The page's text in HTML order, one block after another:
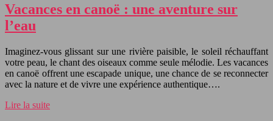
Vacances en canoë : une aventure sur
l’eau
Imaginez-vous glissant sur une rivière paisible, le soleil réchauffant
votre peau, le chant des oiseaux comme seule mélodie. Les vacances
en canoë offrent une escapade unique, une chance de se reconnecter
avec la nature et de vivre une expérience authentique….
Lire la suite